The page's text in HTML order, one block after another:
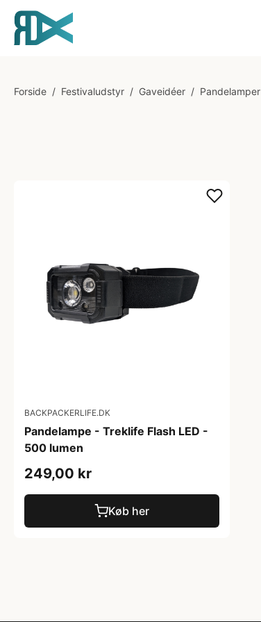
Forside / Festivaludstyr / Gaveidéer / Pandelamper
BACKPACKERLIFE.DK
Pandelampe - Treklife Flash LED -
500 lumen
249,00 kr
Køb her